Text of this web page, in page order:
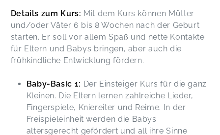
Details zum Kurs: Mit dem Kurs können Mütter
und/oder Väter 6 bis 8 Wochen nach der Geburt
starten. Er soll vor allem Spaß und nette Kontakte
für Eltern und Babys bringen, aber auch die
frühkindliche Entwicklung fördern.
Baby-Basic 1: Der Einsteiger Kurs für die ganz
Kleinen. Die Eltern lernen zahlreiche Lieder,
Fingerspiele, Kniereiter und Reime. In der
Freispieleinheit werden die Babys
altersgerecht gefördert und all ihre Sinne